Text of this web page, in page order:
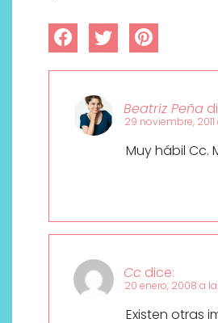
Beatriz Peña
29 noviembre,
Muy hábil
Cc dice:
20 enero, 2008 a
Existen otras
profesional
cabinas a tu